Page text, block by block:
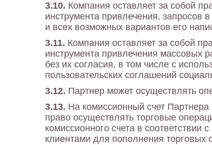
Компания оставляет за собой
инструмента привлечения, запросов
и всех возможных вариантов его
Компания оставляет за собой
инструмента привлечения массовых
без их согласия, в том числе с
пользовательских соглашений
Партнер может осуществлять
На комиссионный счет Партнера
право осуществлять торговые
комиссионного счета в
клиентами для пополнения торговых